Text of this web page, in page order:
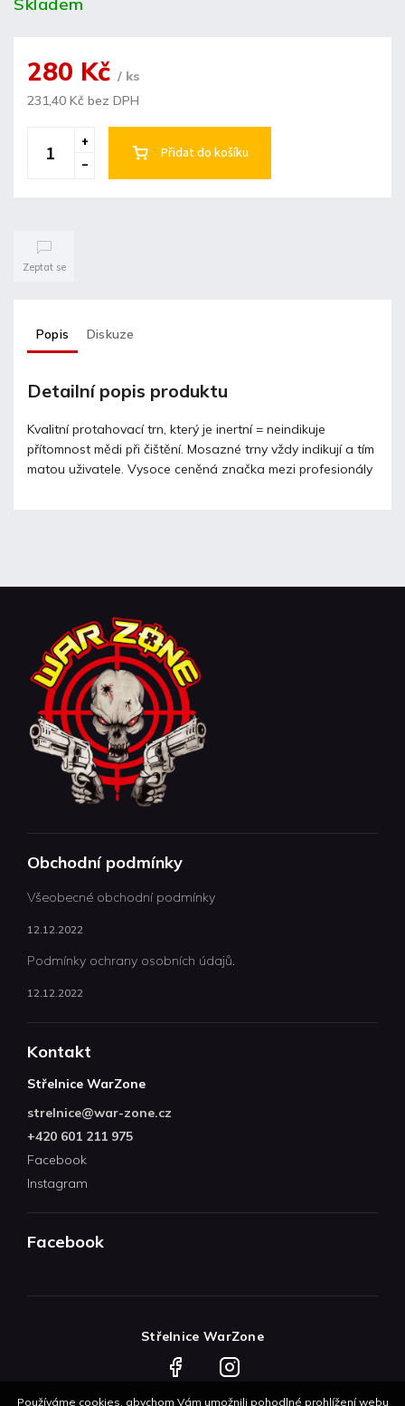
Používáme cookies, abychom Vám umožnili pohodlné prohlížení webu
280 Kč / ks
231,40 Kč bez DPH
Přidat do košíku
Zeptat se
Popis Diskuze
Detailní popis produktu
Kvalitní protahovací trn, který je inertní = neindikuje
přítomnost mědi při čištění. Mosazné trny vždy indikují a tím
matou uživatele. Vysoce ceněná značka mezi profesionály
Obchodní podmínky
Všeobecné obchodní podmínky
12.12.2022
Podmínky ochrany osobních údajů.
12.12.2022
Kontakt
Střelnice WarZone
strelnice@war-zone.cz
+420 601 211 975
Facebook
Instagram
Facebook
Střelnice WarZone
FacebookInstagram